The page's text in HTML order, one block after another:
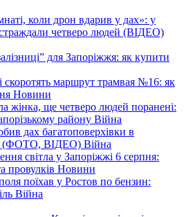
коли дрон вдарив у дах»: у
четверо людей (ВІДЕО)
для Запоріжжя: як купити
скоротять маршрут трамвая №16: як
Новини
жінка, ще четверо людей поранені:
району Війна
дах багатоповерхівки в
(ФОТО, ВІДЕО) Війна
світла у Запоріжжі 6 серпня:
провулків Новини
поїхав у Ростов по бензин:
Війна